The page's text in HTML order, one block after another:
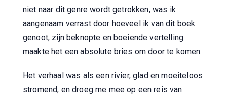
niet naar dit genre wordt getrokken, was ik
aangenaam verrast door hoeveel ik van dit boek
genoot, zijn beknopte en boeiende vertelling
maakte het een absolute bries om door te komen.
Het verhaal was als een rivier, glad en moeiteloos
stromend, en droeg me mee op een reis van